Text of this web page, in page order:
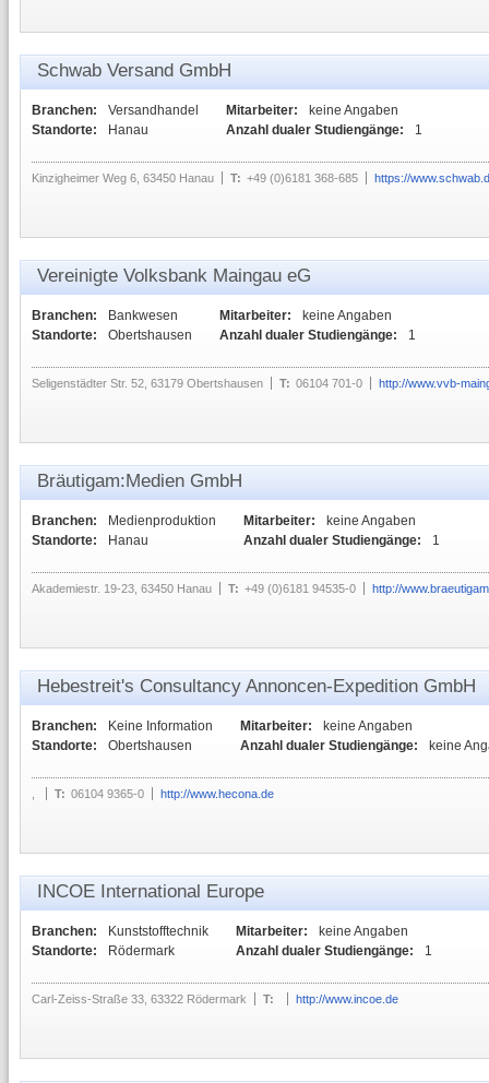
Schwab Versand GmbH
Branchen:
Versandhandel
Standorte:
Hanau
Mitarbeiter:
keine Angaben
Anzahl dualer Studiengänge:
1
Kinzigheimer Weg 6, 63450 Hanau T: +49 (0)6181 368-685 https://
Vereinigte Volksbank Maingau eG
Branchen:
Bankwesen
Standorte:
Obertshausen
Mitarbeiter:
keine Angaben
Anzahl dualer Studiengänge:
1
Seligenstädter Str. 52, 63179 Obertshausen T: 06104 701-0 http://www.vvb-
Bräutigam:Medien GmbH
Branchen:
Medienproduktion
Standorte:
Hanau
Mitarbeiter:
keine Angaben
Anzahl dualer Studiengänge:
1
Akademiestr. 19-23, 63450 Hanau T: +49 (0)6181 94535-0 http://
Hebestreit's Consultancy Annoncen-Expedition GmbH
Branchen:
Keine Information
Standorte:
Obertshausen
Mitarbeiter:
keine Angaben
Anzahl dualer Studiengänge:
keine
T: 06104 9365-0 http://www.hecona.de
INCOE International Europe
Branchen:
Kunststofftechnik
Standorte:
Rödermark
Mitarbeiter:
keine Angaben
Anzahl dualer Studiengänge:
1
Carl-Zeiss-Straße 33, 63322 Rödermark T: http://www.incoe.de